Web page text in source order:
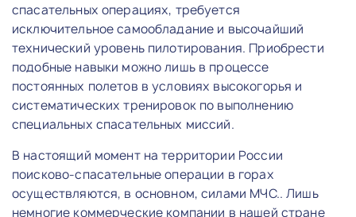
спасательных операциях, требуется
исключительное самообладание и высочайший
технический уровень пилотирования. Приобрести
подобные навыки можно лишь в процессе
постоянных полетов в условиях высокогорья и
систематических тренировок по выполнению
специальных спасательных миссий.
В настоящий момент на территории России
поисково-спасательные операции в горах
осуществляются, в основном, силами МЧС.. Лишь
немногие коммерческие компании в нашей стране